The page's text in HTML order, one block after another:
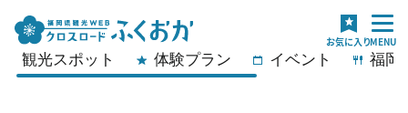
観光スポット 体験プラン イベント 福岡